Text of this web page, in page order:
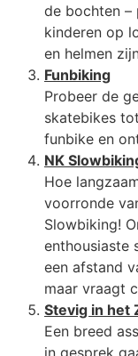
de bochten –
kinderen op
en helmen
Funbiking
Probeer de
skatebikes
funbike en
NK
Hoe
voorronde
Slowbiking!
enthousiaste
een afstand
maar vraagt
Stevig in het
Een breed
in gesprek